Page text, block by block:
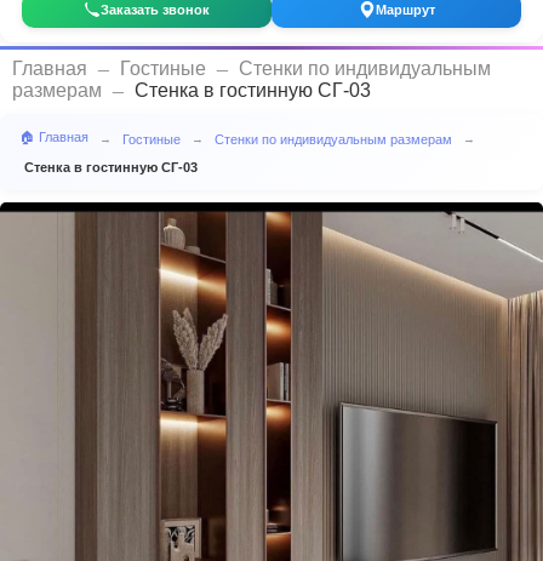
Заказать звонок Маршрут
Главная Гостиные
Стенки по индивидуальным
размерам
Стенка в гостинную СГ-03
🏠 Главная → Гостиные → Стенки по индивидуальным размерам →
Стенка в гостинную СГ-03